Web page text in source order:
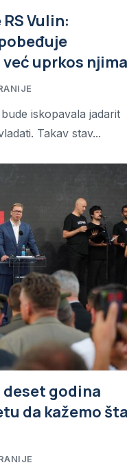
Vulin:
uprkos
iskopavala jadarit
Takav stav...
deset godina
da kažemo